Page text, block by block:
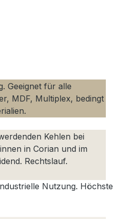
Geeignet für alle
MDF, Multiplex, bedingt
Kehlen bei
in Corian und im
Rechtslauf.
Nutzung. Höchste